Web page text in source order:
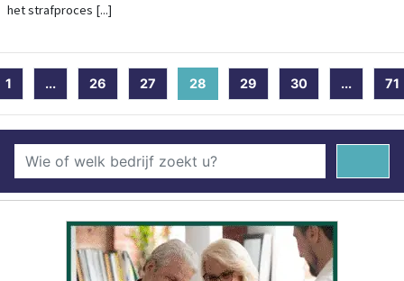
het strafproces [...]
1 ... 26 27 28 (current)
29 30 ... 71